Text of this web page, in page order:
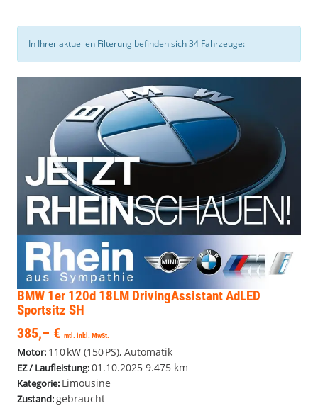
In Ihrer aktuellen Filterung befinden sich34 Fahrzeuge:
BMW 1er 120d 18LM DrivingAssistant AdLED
Sportsitz SH
385,– € mtl. inkl. MwSt.
Motor: 110 kW (150 PS), Automatik
EZ / Laufleistung:01.10.2025 9.475 km
Kategorie: Limousine
Zustand: gebraucht